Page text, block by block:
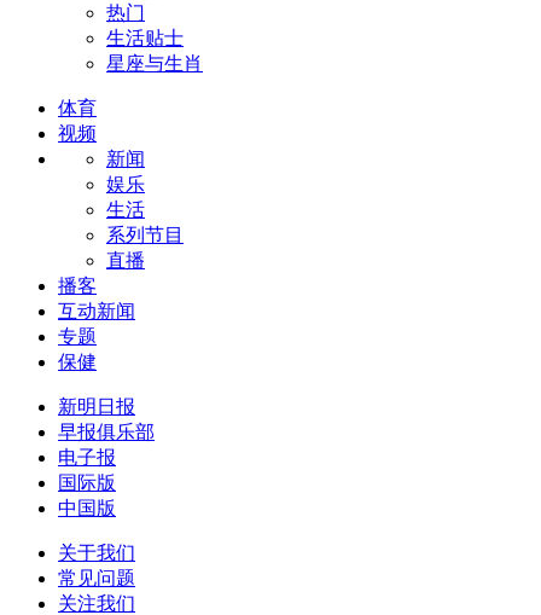
热门
生活贴士
星座与生肖
体育
视频
新闻
娱乐
生活
系列节目
直播
播客
互动新闻
专题
保健
新明日报
早报俱乐部
电子报
国际版
中国版
关于我们
常见问题
关注我们